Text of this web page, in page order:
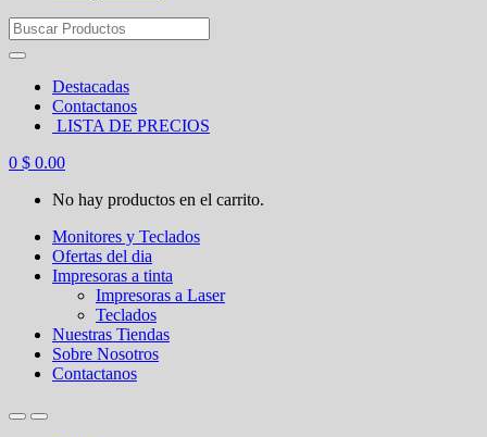
Search
for:
Destacadas
Contactanos
LISTA DE PRECIOS
0 $ 0.00
No hay productos en el carrito.
Monitores y Teclados
Ofertas del dia
Impresoras a tinta
Impresoras a Laser
Teclados
Nuestras Tiendas
Sobre Nosotros
Contactanos